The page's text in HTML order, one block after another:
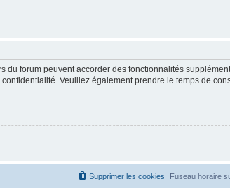
du forum peuvent accorder des fonctionnalités
Veuillez également prendre le temps de
Fuseau horaire
Supprimer les cookies